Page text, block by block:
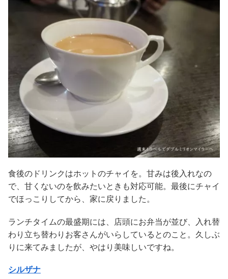
食後のドリンクはホットのチャイを。甘みは後入れなの
で、甘くないのを飲みたいときも対応可能。最後にチャイ
でほっこりしてから、家に戻りました。
ランチタイムの最盛期には、店頭にお弁当が並び、入れ替
わり立ち替わりお客さんがいらしているとのこと。久しぶ
りに来てみましたが、やはり美味しいですね。
シルザナ